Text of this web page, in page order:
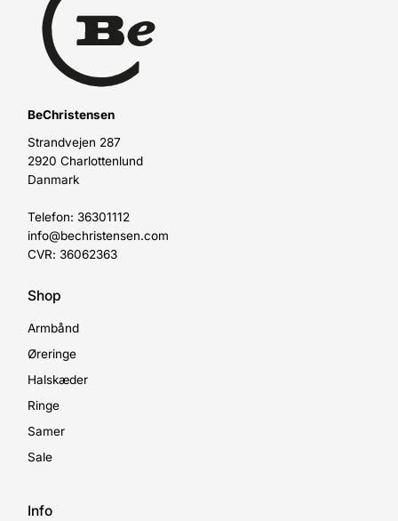
BeChristensen
Strandvejen 287
2920 Charlottenlund
Danmark
Telefon: 36301112
info@bechristensen.com
CVR: 36062363
Shop
Armbånd
Øreringe
Halskæder
Ringe
Samer
Sale
Info